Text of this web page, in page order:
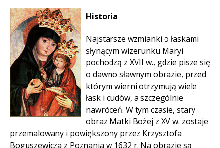
Historia
Najstarsze wzmianki o łaskami
słynącym wizerunku Maryi
pochodzą z XVII w., gdzie pisze się
o dawno sławnym obrazie, przed
którym wierni otrzymują wiele
łask i cudów, a szczególnie
nawróceń. W tym czasie, stary
obraz Matki Bożej z XV w. zostaje
przemalowany i powiększony przez Krzysztofa
Boguszewicza z Poznania w 1632 r. Na obrazie są